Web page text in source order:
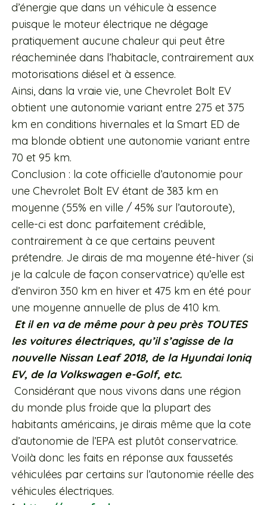
d’énergie que dans un véhicule à essence
puisque le moteur électrique ne dégage
pratiquement aucune chaleur qui peut être
réacheminée dans l’habitacle, contrairement aux
motorisations diésel et à essence.
Ainsi, dans la vraie vie, une Chevrolet Bolt EV
obtient une autonomie variant entre 275 et 375
km en conditions hivernales et la Smart ED de
ma blonde obtient une autonomie variant entre
70 et 95 km.
Conclusion : la cote officielle d’autonomie pour
une Chevrolet Bolt EV étant de 383 km en
moyenne (55% en ville / 45% sur l’autoroute),
celle-ci est donc parfaitement crédible,
contrairement à ce que certains peuvent
prétendre. Je dirais de ma moyenne été-hiver (si
je la calcule de façon conservatrice) qu’elle est
d’environ 350 km en hiver et 475 km en été pour
une moyenne annuelle de plus de 410 km.
Et il en va de même pour à peu près TOUTES
les voitures électriques, qu’il s’agisse de la
nouvelle Nissan Leaf 2018, de la Hyundai Ioniq
EV, de la Volkswagen e-Golf, etc.
Considérant que nous vivons dans une région
du monde plus froide que la plupart des
habitants américains, je dirais même que la cote
d’autonomie de l’EPA est plutôt conservatrice.
Voilà donc les faits en réponse aux faussetés
véhiculées par certains sur l’autonomie réelle des
véhicules électriques.